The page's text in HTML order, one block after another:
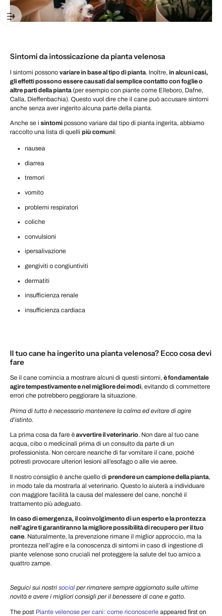
Sintomi da intossicazione da pianta velenosa
I sintomi possono variare in base al tipo di pianta. Inoltre, in alcuni casi,
gli effetti possono essere causati dal semplice contatto con foglie o
altre parti della pianta (per esempio con piante come Elleboro, Dafne,
Calla, Dieffenbachia). Questo vuol dire che il cane può accusare sintomi
anche senza aver ingerito alcuna parte della pianta.
Anche se i sintomi possono variare dal tipo di pianta ingerita, abbiamo
raccolto una lista di quelli più comuni:
nausea
diarrea
tremori
vomito
problemi respiratori
coliche
convulsioni
ipersalivazione
gengiviti o congiuntiviti
dermatiti
insufficienza renale
insufficienza cardiaca
Il tuo cane ha ingerito una pianta velenosa? Ecco cosa devi
fare
Se il cane comincia a mostrare alcuni di questi sintomi, è fondamentale
agire tempestivamente e nel migliore dei modi, evitando di commettere
errori che potrebbero peggiorare la situazione.
Prima di tutto è necessario mantenere la calma ed evitare di agire
d’istinto.
La prima cosa da fare èavvertire il veterinario. Non dare al tuo cane
acqua, cibo o medicinali prima di un consulto da parte di un
professionista. Non cercare neanche di far vomitare il cane, poiché
potresti provocare ulteriori lesioni all’esofago o alle vie aeree.
Il nostro consiglio è anche quello di prendere un campione della pianta,
in modo tale da mostrarla al veterinario. Questo lo aiuterà a individuare
con maggiore facilità la causa del malessere del cane, nonché il
trattamento più adeguato.
In caso di emergenza, il coinvolgimento di un esperto e la prontezza
nell’agire ti garantiranno la migliore possibilità di recupero per il tuo
cane. Naturalmente, la prevenzione rimane il miglior approccio, ma la
prontezza nell’agire e la conoscenza di sintomi in caso di ingestione di
piante velenose sono cruciali nel proteggere la salute del tuo amico a
quattro zampe.
Seguici sui nostri social per rimanere sempre aggiornato sulle ultime
novità e avere i migliori consigli per il benessere di cane e gatto.
The post Piante velenose per cani: come riconoscerle appeared first on